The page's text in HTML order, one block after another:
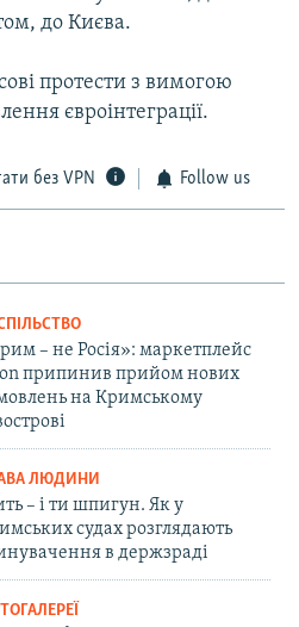
до Києва.
протести з вимогою
євроінтеграції.
без VPN Follow us
– не Росія»: маркетплейс
припинив прийом нових
на Кримському
ЛЮДИНИ
– і ти шпигун. Як у
судах розглядають
в держзраді